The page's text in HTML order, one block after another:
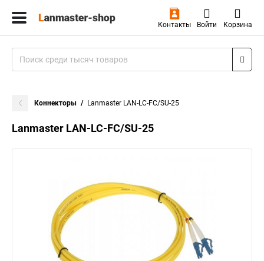
Контакты Войти Корзина
Коннекторы Lanmaster LAN-LC-FC/SU-25
Lanmaster LAN-LC-FC/SU-25